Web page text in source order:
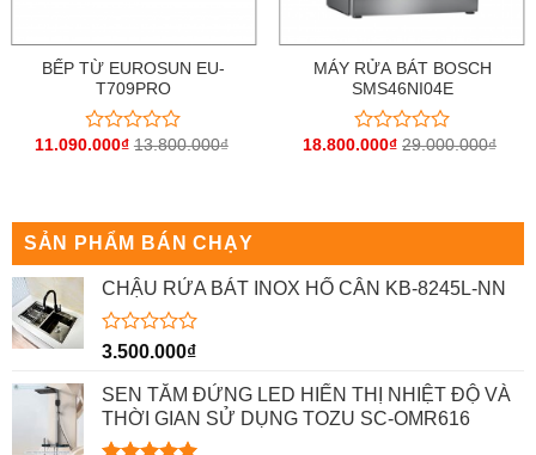
BẾP TỪ EUROSUN EU-
T709PRO
Được
5
sao
11.090.000₫ 13.800.000₫
MÁY RỬA BÁT BOSCH
SMS46NI04E
Được
5
18.800.000₫ 29.000.000₫
SẢN PHẨM BÁN CHẠY
CHẬU RỬA BÁT INOX HỐ CÂN KB-8245L-NN
Được
hạng
0
5
sao
3.500.000₫
SEN TẮM ĐỨNG LED HIỂN THỊ NHIỆT ĐỘ VÀ
THỜI GIAN SỬ DỤNG TOZU SC-OMR616